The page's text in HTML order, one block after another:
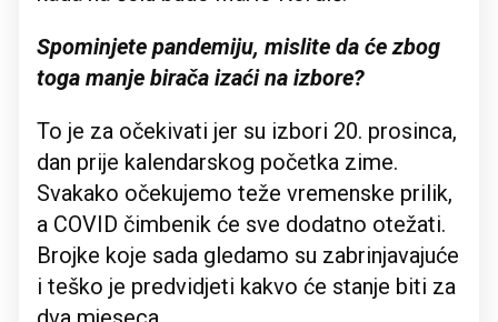
Spominjete pandemiju, mislite da će zbog
toga manje birača izaći na izbore?
To je za očekivati jer su izbori 20. prosinca,
dan prije kalendarskog početka zime.
Svakako očekujemo teže vremenske prilik,
a COVID čimbenik će sve dodatno otežati.
Brojke koje sada gledamo su zabrinjavajuće
i teško je predvidjeti kakvo će stanje biti za